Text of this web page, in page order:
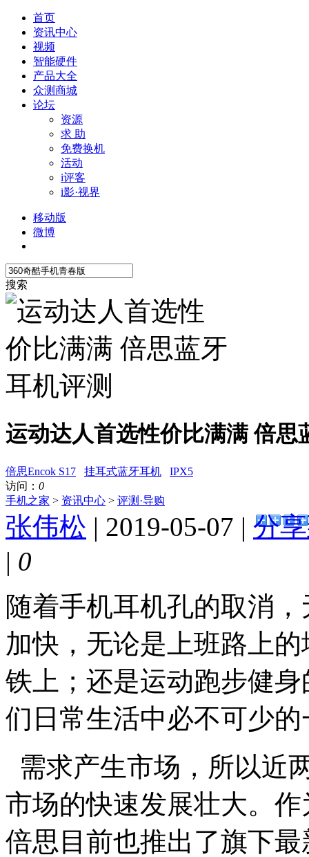
首页
资讯中心
视频
智能硬件
产品大全
众测商城
论坛
资源
求 助
免费换机
活动
i评客
i影·视界
移动版
微博
搜索
运动达人首选性价比满满 倍思
倍思Encok S17 挂耳式蓝牙耳机
IPX5
访问： 0
手机之家 > 资讯中心 > 评测·导购
张伟松 | 2019-05-07 | 分
| 0
随着手机耳机孔的取消
加快，无论是上班路上
铁上；还是运动跑步健
们日常生活中必不可少
需求产生市场，所以近
市场的快速发展壮大。
倍思目前也推出了旗下